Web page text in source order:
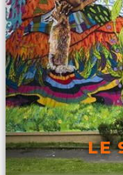
LE